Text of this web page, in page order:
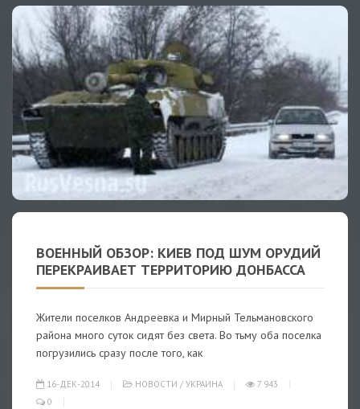
ВОЕННЫЙ ОБЗОР: КИЕВ ПОД ШУМ ОРУДИЙ
ПЕРЕКРАИВАЕТ ТЕРРИТОРИЮ ДОНБАССА
Жители поселков Андреевка и Мирный Тельмановского
района много суток сидят без света. Во тьму оба поселка
погрузились сразу после того, как
16-ДЕК-2014 НОВОСТИ / УКРАИНА
7 943
0